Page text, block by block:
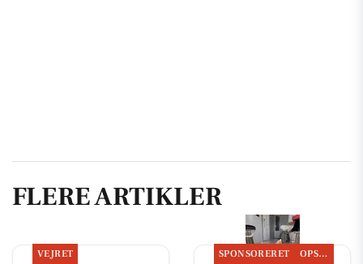
FLERE ARTIKLER
VEJRET SPONSORERET OPSLAGSTAVLEN